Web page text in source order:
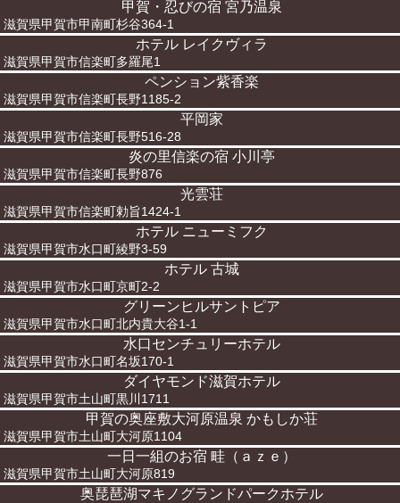
甲賀・忍びの宿 宮乃温泉
滋賀県甲賀市甲南町杉谷364-1
ホテル レイクヴィラ
滋賀県甲賀市信楽町多羅尾1
ペンション紫香楽
滋賀県甲賀市信楽町長野1185-2
平岡家
滋賀県甲賀市信楽町長野516-28
炎の里信楽の宿 小川亭
滋賀県甲賀市信楽町長野876
光雲荘
滋賀県甲賀市信楽町勅旨1424-1
ホテル ニューミフク
滋賀県甲賀市水口町綾野3-59
ホテル 古城
滋賀県甲賀市水口町京町2-2
グリーンヒルサントピア
滋賀県甲賀市水口町北内貴大谷1-1
水口センチュリーホテル
滋賀県甲賀市水口町名坂170-1
ダイヤモンド滋賀ホテル
滋賀県甲賀市土山町黒川1711
甲賀の奥座敷大河原温泉 かもしか荘
滋賀県甲賀市土山町大河原1104
一日一組のお宿 畦（ａｚｅ）
滋賀県甲賀市土山町大河原819
奥琵琶湖マキノグランドパークホテル